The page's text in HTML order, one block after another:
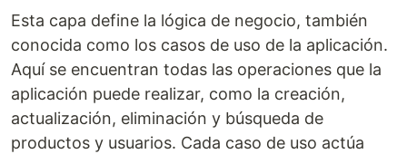
Esta capa define la lógica de negocio, también
conocida como los casos de uso de la aplicación.
Aquí se encuentran todas las operaciones que la
aplicación puede realizar, como la creación,
actualización, eliminación y búsqueda de
productos y usuarios. Cada caso de uso actúa